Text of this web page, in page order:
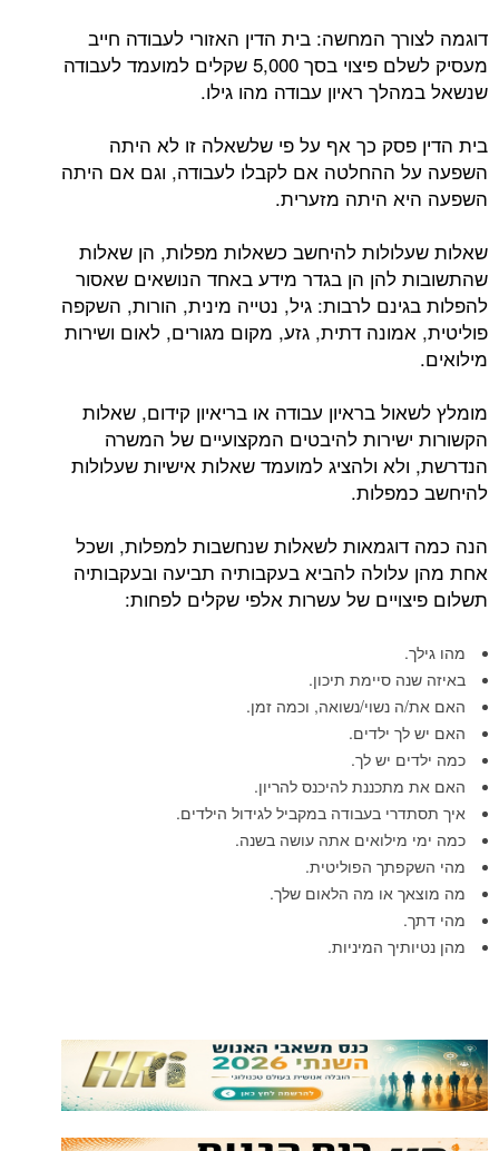
דוגמה לצורך המחשה: בית הדין האזורי לעבודה חייב
מעסיק לשלם פיצוי בסך 5,000 שקלים למועמד לעבודה
שנשאל במהלך ראיון עבודה מהו גילו.
בית הדין פסק כך אף על פי שלשאלה זו לא היתה
השפעה על ההחלטה אם לקבלו לעבודה, וגם אם היתה
השפעה היא היתה מזערית.
שאלות שעלולות להיחשב כשאלות מפלות, הן שאלות
שהתשובות להן הן בגדר מידע באחד הנושאים שאסור
להפלות בגינם לרבות: גיל, נטייה מינית, הורות, השקפה
פוליטית, אמונה דתית, גזע, מקום מגורים, לאום ושירות
מילואים.
מומלץ לשאול בראיון עבודה או בריאיון קידום, שאלות
הקשורות ישירות להיבטים המקצועיים של המשרה
הנדרשת, ולא ולהציג למועמד שאלות אישיות שעלולות
להיחשב כמפלות.
הנה כמה דוגמאות לשאלות שנחשבות למפלות, ושכל
אחת מהן עלולה להביא בעקבותיה תביעה ובעקבותיה
תשלום פיצויים של עשרות אלפי שקלים לפחות:
מהו גילך.
באיזה שנה סיימת תיכון.
האם את/ה נשוי/נשואה, וכמה זמן.
האם יש לך ילדים.
כמה ילדים יש לך.
האם את מתכננת להיכנס להריון.
איך תסתדרי בעבודה במקביל לגידול הילדים.
כמה ימי מילואים אתה עושה בשנה.
מהי השקפתך הפוליטית.
מה מוצאך או מה הלאום שלך.
מהי דתך.
מהן נטיותיך המיניות.